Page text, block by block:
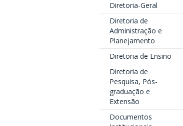
Diretoria-Geral
Diretoria de
Administração e
Planejamento
Diretoria de Ensino
Diretoria de
Pesquisa, Pós-
graduação e
Extensão
Documentos